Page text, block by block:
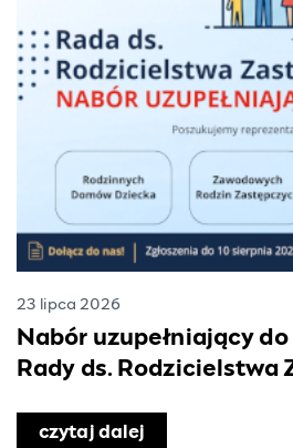
23 lipca 2026
Nabór uzupełniający
Rady ds. Rodzicielstwa
czytaj dalej